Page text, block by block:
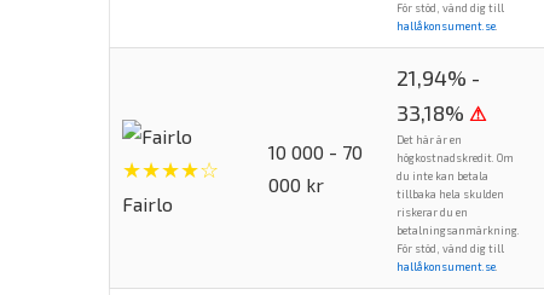
För stöd, vänd dig till
hallåkonsument.se
★★★★☆
Fairlo
10 000 - 70
000 kr
21,94% -
33,18% ⚠
Det här är en
högkostnadskredit. Om
du inte kan betala
tillbaka hela skulden
riskerar du en
betalningsanmärkning.
För stöd, vänd dig till
hallåkonsument.se